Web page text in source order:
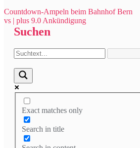
Beitragsnavigation
Countdown-Ampeln beim Bahnhof Bern
vs | plus 9.0 Ankündigung
Suchen
Exact matches only
Search in title